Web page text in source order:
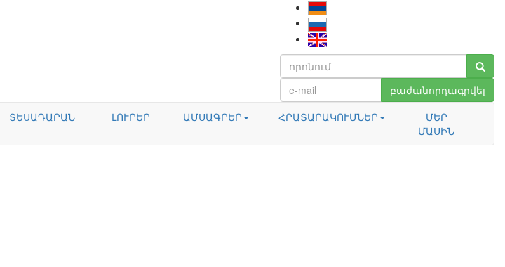
բաժանորդագրվել
ՏԵՍԱԴԱՐԱՆ ԼՈՒՐԵՐ ԱՄՍԱԳՐԵՐ ՀՐԱՏԱՐԱԿՈՒՄՆԵՐ
ՄԵՐ
ՄԱՍԻՆ